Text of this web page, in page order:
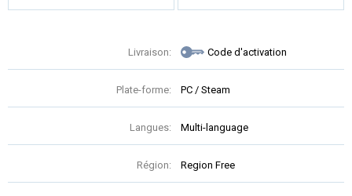
Livraison: Code d'activation
Plate-forme: PC / Steam
Langues: Multi-language
Région: Region Free